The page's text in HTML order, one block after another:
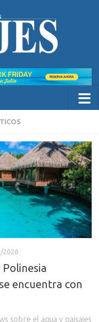
2026
encuentra con
sobre el agua y paisajes